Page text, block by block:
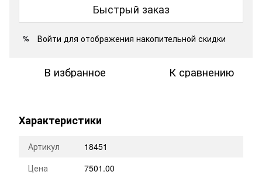
Быстрый заказ
% Войти для отображения накопительной скидки
В избранное К сравнению
Характеристики
Артикул
18451
Цена
7501.00